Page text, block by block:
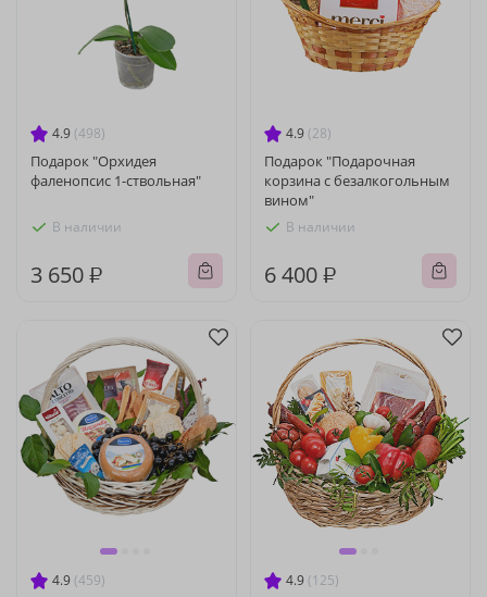
4.9 (498)
Подарок "Орхидея
фаленопсис 1-ствольная"
В наличии
3 650 ₽
4.9 (28)
Подарок "Подарочная
корзина с безалкогольным
вином"
В наличии
6 400 ₽
4.9 (459) 4.9 (125)